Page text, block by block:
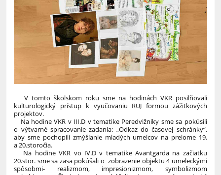
V tomto školskom roku sme na hodinách VKR posilňovali
kulturologický prístup k vyučovaniu RUJ formou zážitkových
projektov.
Na hodine VKR v III.D v tematike Peredvižniky sme sa pokúsili
o výtvarné spracovanie zadania: „Odkaz do časovej schránky“,
aby sme pochopili zmýšľanie mladých umelcov na prelome 19.
a 20.storočia.
Na hodine VKR vo IV.D v tematike Avantgarda na začiatku
20.stor. sme sa zasa pokúšali o zobrazenie objektu 4 umeleckými
spôsobmi- realizmom, impresionizmom, symbolizmom